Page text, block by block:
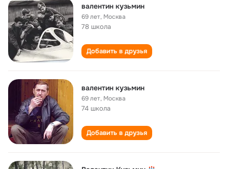
валентин кузьмин
69 лет, Москва
78 школа
Добавить в друзья
валентин кузьмин
69 лет, Москва
74 школа
Добавить в друзья